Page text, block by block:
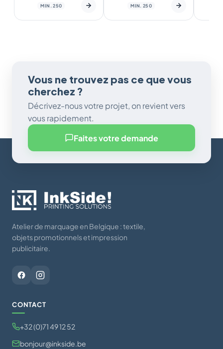
de coton et coton.
MIN. 250
(30x40cm). Certifié
MIN. 250
Vous ne trouvez pas ce que vous
cherchez ?
Décrivez-nous votre projet, on revient vers
vous rapidement.
Faites votre demande
Atelier de marquage en Belgique : textile,
objets promotionnels et impression
publicitaire.
CONTACT
+32 (0)71 49 12 52
bonjour@inkside.be